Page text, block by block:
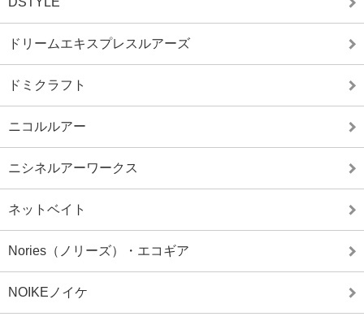
ドリームエキスプレスルアーズ
ドミクラフト
ニコルルアー
ニシネルアーワークス
ネットベイト
Nories（ノリーズ）・エコギア
NOIKEノイケ